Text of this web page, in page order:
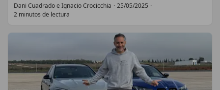
Dani Cuadrado e Ignacio Crocicchia · 25/05/2025 ·
2 minutos de lectura